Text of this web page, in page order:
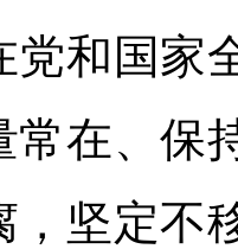
党和国家
常在、保
，坚定不